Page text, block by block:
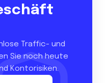
Traffic- und
Sie noch heute
Kontorisiken.